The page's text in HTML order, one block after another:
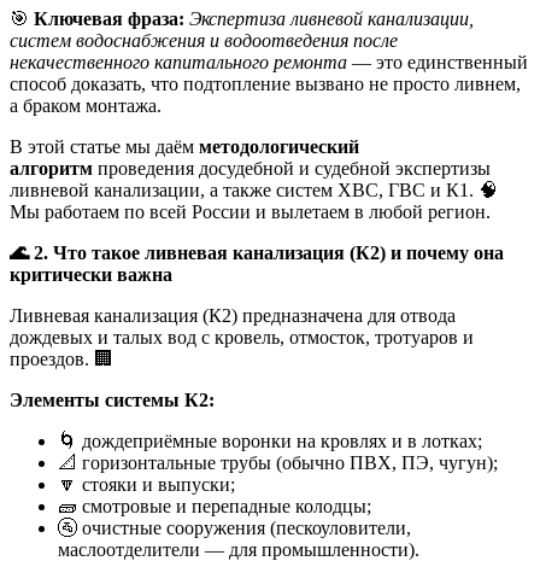
🎯 Ключевая фраза: Экспертиза ливневой канализации,
систем водоснабжения и водоотведения после
некачественного капитального ремонта — это единственный
способ доказать, что подтопление вызвано не просто ливнем,
а браком монтажа.
В этой статье мы даём методологический
алгоритм проведения досудебной и судебной экспертизы
ливневой канализации, а также систем ХВС, ГВС и К1. 🧠
Мы работаем по всей России и вылетаем в любой регион.
🌊2. Что такое ливневая канализация (К2) и почему она
критически важна
Ливневая канализация (К2) предназначена для отвода
дождевых и талых вод с кровель, отмосток, тротуаров и
проездов. 🏢
Элементы системы К2:
🌀 дождеприёмные воронки на кровлях и в лотках;
📐 горизонтальные трубы (обычно ПВХ, ПЭ, чугун);
🔽 стояки и выпуски;
🧱 смотровые и перепадные колодцы;
🚰 очистные сооружения (пескоуловители,
маслоотделители — для промышленности).